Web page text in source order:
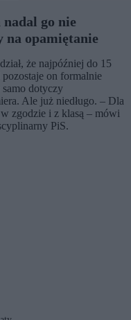
go nie
opamiętanie
że najpóźniej do 15
on formalnie
dotyczy
Ale już niedługo. – Dla
zgodzie i z klasą – mówi
PiS.